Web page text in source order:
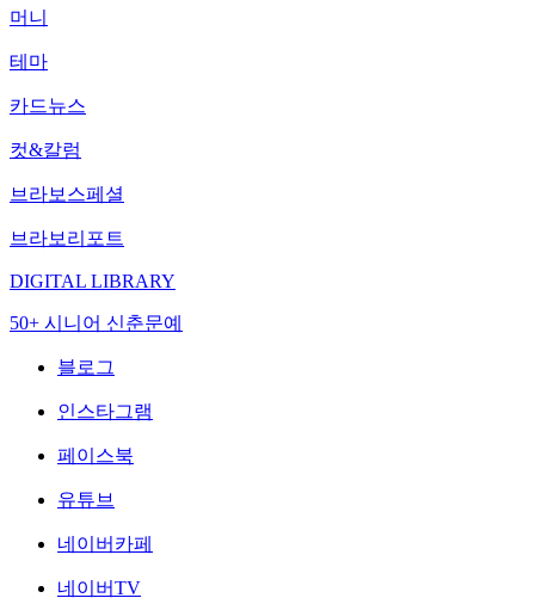
머니
테마
카드뉴스
컷&칼럼
브라보스페셜
브라보리포트
DIGITAL LIBRARY
50+ 시니어 신춘문예
블로그
인스타그램
페이스북
유튜브
네이버카페
네이버TV